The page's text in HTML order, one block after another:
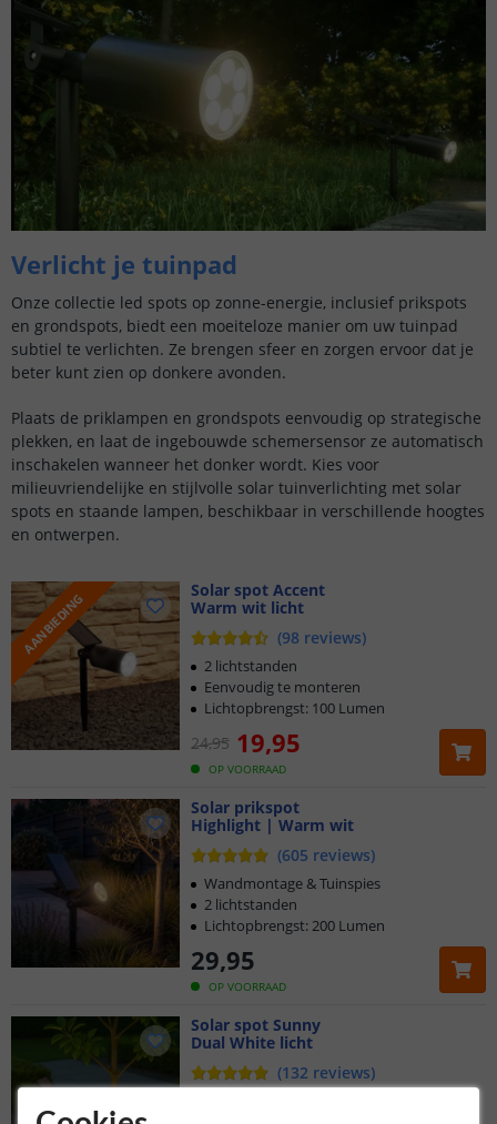
Verlicht je tuinpad
Onze collectie led spots op zonne-energie, inclusief prikspots
en grondspots, biedt een moeiteloze manier om uw tuinpad
subtiel te verlichten. Ze brengen sfeer en zorgen ervoor dat je
beter kunt zien op donkere avonden.
Plaats de priklampen en grondspots eenvoudig op strategische
plekken, en laat de ingebouwde schemersensor ze automatisch
inschakelen wanneer het donker wordt. Kies voor
milieuvriendelijke en stijlvolle solar tuinverlichting met solar
spots en staande lampen, beschikbaar in verschillende hoogtes
en ontwerpen.
AANBIEDING
Solar spot Accent
Warm wit licht
(98 reviews)
OP VOORRAAD
24,95 19,95
2 lichtstanden
Eenvoudig te monteren
Lichtopbrengst: 100 Lumen
Solar prikspot
Highlight | Warm wit
(605 reviews)
OP VOORRAAD
29,95
Wandmontage & Tuinspies
2 lichtstanden
Lichtopbrengst: 200 Lumen
Solar spot Sunny
Dual White licht
(132 reviews)